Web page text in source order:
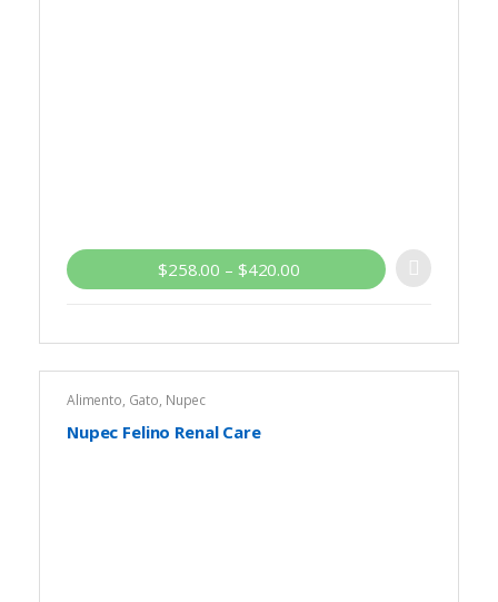
$258.00 – $420.00
Alimento, Gato, Nupec
Nupec Felino Renal Care